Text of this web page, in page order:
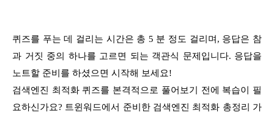
퀴즈를 푸는 데 걸리는 시간은 총 5 분 정도 걸리며, 응답은 참
과 거짓 중의 하나를 고르면 되는 객관식 문제입니다. 응답을
노트할 준비를 하셨으면 시작해 보세요!
검색엔진 최적화 퀴즈를 본격적으로 풀어보기 전에 복습이 필
요하신가요? 트윈워드에서 준비한 검색엔진 최적화 총정리 가